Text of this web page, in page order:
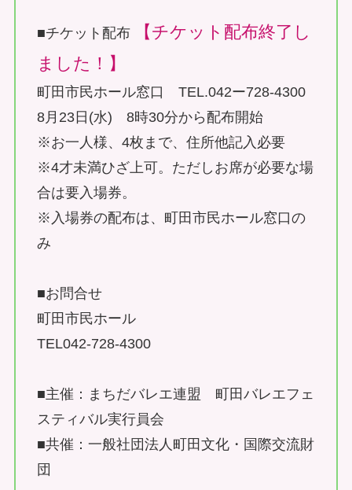
■チケット配布
【チケット配布終了し
ました！】
町田市民ホール窓口 TEL.042ー728-4300
8月23日(水) 8時30分から配布開始
※お一人様、4枚まで、住所他記入必要
※4才未満ひざ上可。ただしお席が必要な場
合は要入場券。
※入場券の配布は、町田市民ホール窓口の
み
■お問合せ
町田市民ホール
TEL042-728-4300
■主催：まちだバレエ連盟 町田バレエフェ
スティバル実行員会
■共催：一般社団法人町田文化・国際交流財
団